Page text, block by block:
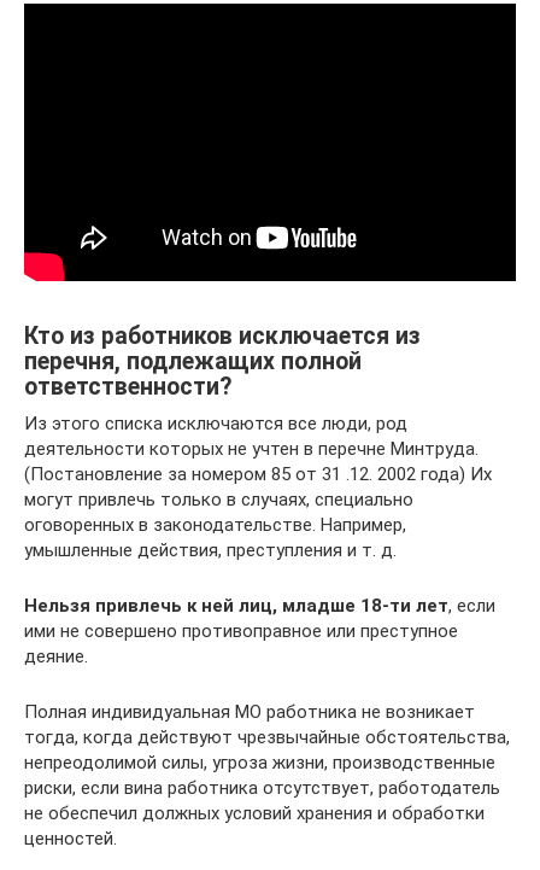
Кто из работников исключается из
перечня, подлежащих полной
ответственности?
Из этого списка исключаются все люди, род
деятельности которых не учтен в перечне Минтруда.
(Постановление за номером 85 от 31 .12. 2002 года) Их
могут привлечь только в случаях, специально
оговоренных в законодательстве. Например,
умышленные действия, преступления и т. д.
Нельзя привлечь к ней лиц, младше 18-ти лет, если
ими не совершено противоправное или преступное
деяние.
Полная индивидуальная МО работника не возникает
тогда, когда действуют чрезвычайные обстоятельства,
непреодолимой силы, угроза жизни, производственные
риски, если вина работника отсутствует, работодатель
не обеспечил должных условий хранения и обработки
ценностей.